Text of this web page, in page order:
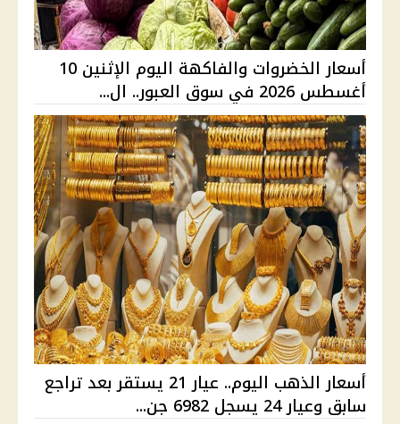
أسعار الخضروات والفاكهة اليوم الإثنين 10
أغسطس 2026 في سوق العبور.. ال...
أسعار الذهب اليوم.. عيار 21 يستقر بعد تراجع
سابق وعيار 24 يسجل 6982 جن...